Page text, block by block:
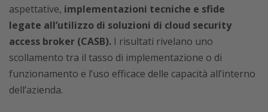
aspettative, implementazioni tecniche e sfide
legate all’utilizzo di soluzioni di cloud security
access broker (CASB). I risultati rivelano uno
scollamento tra il tasso di implementazione o di
funzionamento e l’uso efficace delle capacità all’interno
dell’azienda.